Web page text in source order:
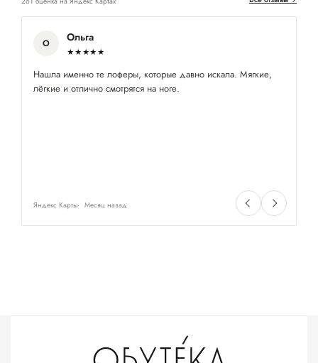
О Ольга
★★★★★
Нашла именно те лоферы, которые давно искала. Мягкие,
лёгкие и отлично смотрятся на ноге.
Яндекс Карты Месяц назад